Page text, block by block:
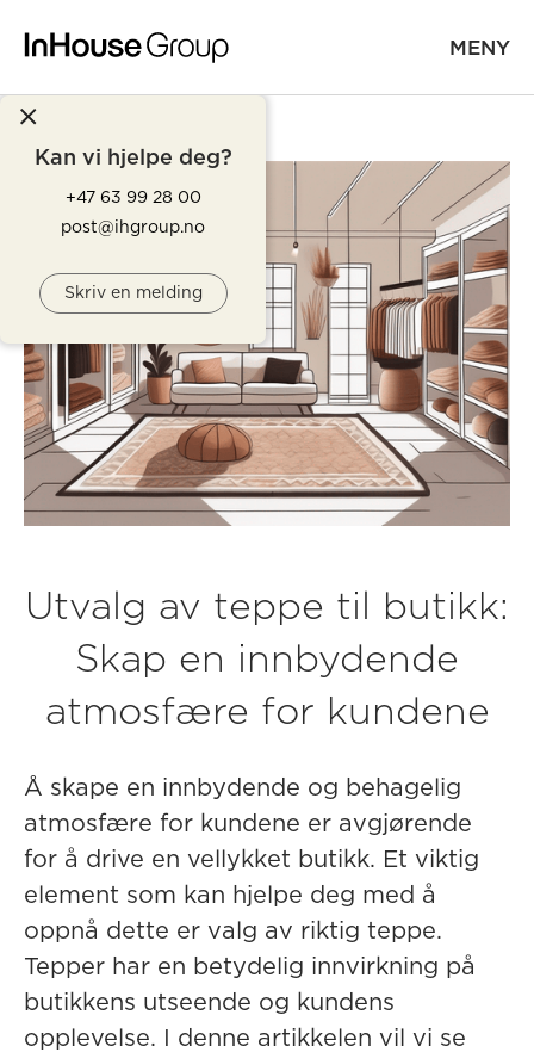
MENY
Kan vi hjelpe deg?
+47 63 99 28 00
post@ihgroup.no
Skriv en melding
Utvalg av teppe til butikk:
Skap en innbydende
atmosfære for kundene
Å skape en innbydende og behagelig
atmosfære for kundene er avgjørende
for å drive en vellykket butikk. Et viktig
element som kan hjelpe deg med å
oppnå dette er valg av riktig teppe.
Tepper har en betydelig innvirkning på
butikkens utseende og kundens
opplevelse. I denne artikkelen vil vi se